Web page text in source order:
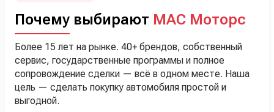
Почему выбирают МАС Моторс
Более 15 лет на рынке. 40+ брендов, собственный
сервис, государственные программы и полное
сопровождение сделки — всё в одном месте. Наша
цель — сделать покупку автомобиля простой и
выгодной.